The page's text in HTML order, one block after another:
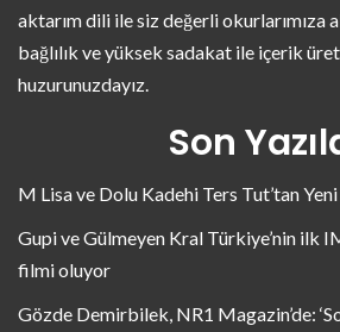
aktarım dili ile siz değerli okurlarımıza
bağlılık ve yüksek sadakat ile içerik
huzurunuzdayız.
Son
M Lisa ve Dolu Kadehi Ters Tut’tan
Gupi ve Gülmeyen Kral Türkiye’nin ilk
filmi oluyor
Gözde Demirbilek, NR1 Magazin’de: